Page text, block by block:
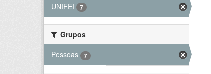
UNIFEI
7
Grupos
Pessoas
7